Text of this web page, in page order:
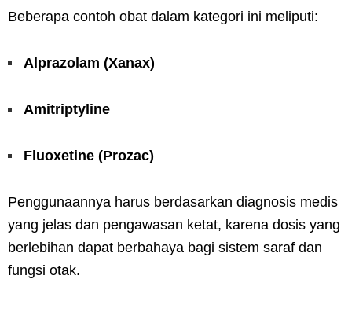
Beberapa contoh obat dalam kategori ini meliputi:
Alprazolam (Xanax)
Amitriptyline
Fluoxetine (Prozac)
Penggunaannya harus berdasarkan diagnosis medis
yang jelas dan pengawasan ketat, karena dosis yang
berlebihan dapat berbahaya bagi sistem saraf dan
fungsi otak.